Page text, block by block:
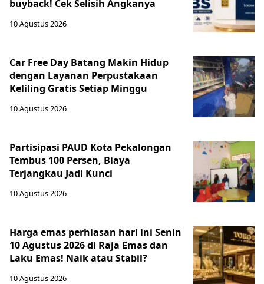
buyback! Cek Selisih Angkanya
10 Agustus 2026
Car Free Day Batang Makin Hidup
dengan Layanan Perpustakaan
Keliling Gratis Setiap Minggu
10 Agustus 2026
Partisipasi PAUD Kota Pekalongan
Tembus 100 Persen, Biaya
Terjangkau Jadi Kunci
10 Agustus 2026
Harga emas perhiasan hari ini Senin
10 Agustus 2026 di Raja Emas dan
Laku Emas! Naik atau Stabil?
10 Agustus 2026